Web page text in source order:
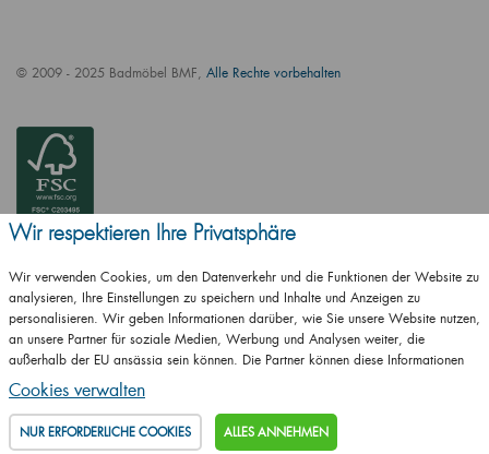
© 2009 - 2025 Badmöbel BMF, Alle Rechte vorbehalten
ČSN EN ISO
14001:2016
ČSN EN ISO
9001:2016
Wir respektieren Ihre Privatsphäre
Wir verwenden Cookies, um den Datenverkehr und die Funktionen der Website zu
analysieren, Ihre Einstellungen zu speichern und Inhalte und Anzeigen zu
personalisieren. Wir geben Informationen darüber, wie Sie unsere Website nutzen,
an unsere Partner für soziale Medien, Werbung und Analysen weiter, die
außerhalb der EU ansässig sein können. Die Partner können diese Informationen
mit anderen Informationen kombinieren, die Sie ihnen zur Verfügung gestellt haben
oder die sie als Ergebnis Ihrer Nutzung ihrer Dienste erhalten haben.
Cookies verwalten
NUR ERFORDERLICHE COOKIES ALLES ANNEHMEN